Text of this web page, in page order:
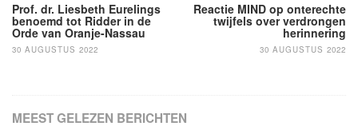
Reactie MIND op onterechte
twijfels over verdrongen
herinnering
30 AUGUSTUS 2022
Prof. dr. Liesbeth Eurelings
benoemd tot Ridder in de
Orde van Oranje-Nassau
30 AUGUSTUS 2022
MEEST GELEZEN BERICHTEN